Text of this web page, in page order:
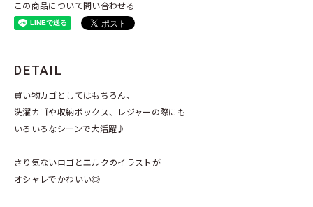
この商品について問い合わせる
DETAIL
買い物カゴとしてはもちろん、
洗濯カゴや収納ボックス、レジャーの際にも
いろいろなシーンで大活躍♪
さり気ないロゴとエルクのイラストが
オシャレでかわいい◎